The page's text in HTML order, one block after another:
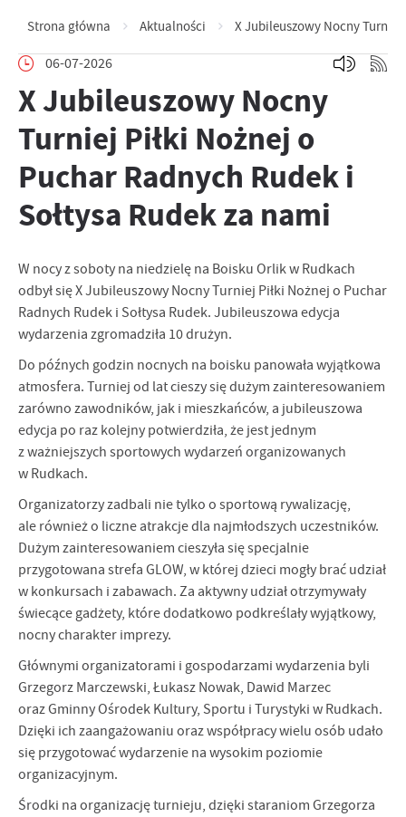
Strona główna Aktualności X Jubileuszowy Nocny Turniej
06-07-2026
X Jubileuszowy Nocny
Turniej Piłki Nożnej o
Puchar Radnych Rudek i
Sołtysa Rudek za nami
W nocy z soboty na niedzielę na Boisku Orlik w Rudkach
odbył się X Jubileuszowy Nocny Turniej Piłki Nożnej o Puchar
Radnych Rudek i Sołtysa Rudek. Jubileuszowa edycja
wydarzenia zgromadziła 10 drużyn.
Do późnych godzin nocnych na boisku panowała wyjątkowa
atmosfera. Turniej od lat cieszy się dużym zainteresowaniem
zarówno zawodników, jak i mieszkańców, a jubileuszowa
edycja po raz kolejny potwierdziła, że jest jednym
z ważniejszych sportowych wydarzeń organizowanych
w Rudkach.
Organizatorzy zadbali nie tylko o sportową rywalizację,
ale również o liczne atrakcje dla najmłodszych uczestników.
Dużym zainteresowaniem cieszyła się specjalnie
przygotowana strefa GLOW, w której dzieci mogły brać udział
w konkursach i zabawach. Za aktywny udział otrzymywały
świecące gadżety, które dodatkowo podkreślały wyjątkowy,
nocny charakter imprezy.
Głównymi organizatorami i gospodarzami wydarzenia byli
Grzegorz Marczewski, Łukasz Nowak, Dawid Marzec
oraz Gminny Ośrodek Kultury, Sportu i Turystyki w Rudkach.
Dzięki ich zaangażowaniu oraz współpracy wielu osób udało
się przygotować wydarzenie na wysokim poziomie
organizacyjnym.
Środki na organizację turnieju, dzięki staraniom Grzegorza